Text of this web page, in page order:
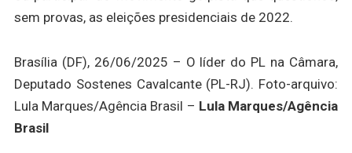
sem provas, as eleições presidenciais de 2022.
Brasília (DF), 26/06/2025 – O líder do PL na Câmara,
Deputado Sostenes Cavalcante (PL-RJ). Foto-arquivo:
Lula Marques/Agência Brasil – Lula Marques/Agência
Brasil